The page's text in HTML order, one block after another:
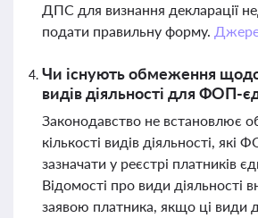
ДПС для визнання декларації
подати правильну форму.
Чи існують обмеження щодо
видів діяльності для ФОП-
Законодавство не встановлює
кількості видів діяльності,
зазначати у реєстрі платників
Відомості про види діяльності
заявою платника, якщо ці види